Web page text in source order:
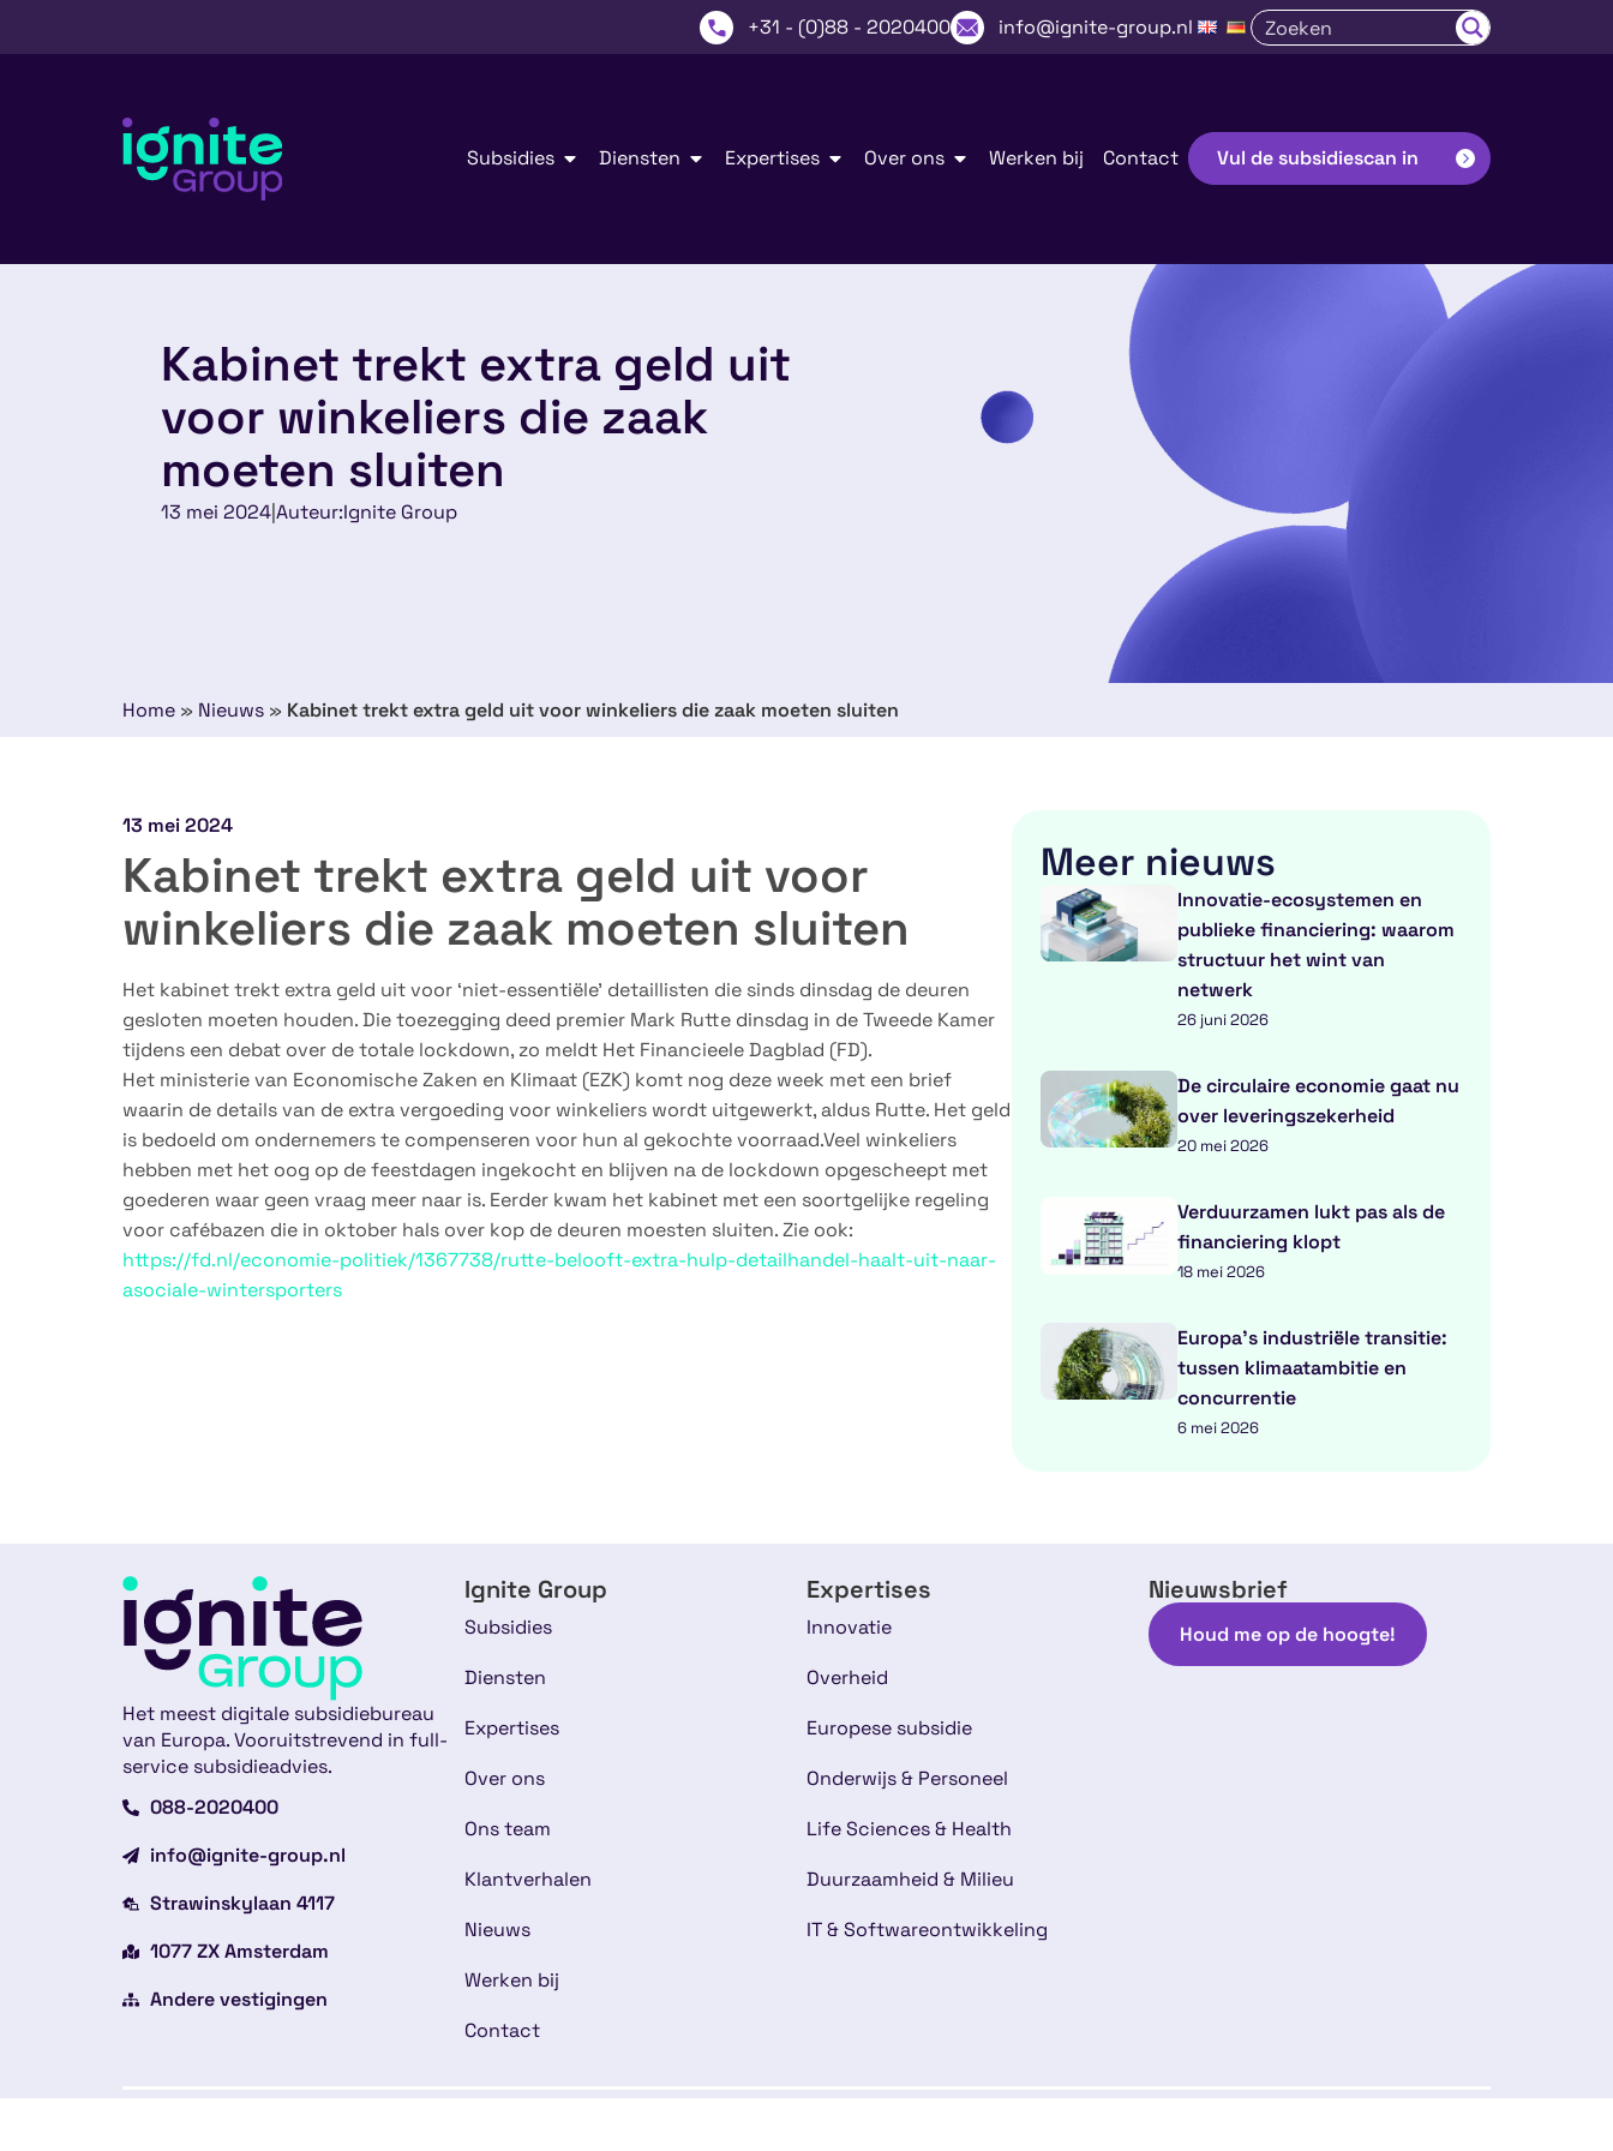
+31 - (0)88 - 2020400 info@ignite-group.nl
Subsidies Diensten Expertises Over ons Werken bij Contact Vul de subsidiescan in
Kabinet trekt extra geld uit
voor winkeliers die zaak
moeten sluiten
13 mei 2024|Auteur:Ignite Group
Home » Nieuws » Kabinet trekt extra geld uit voor winkeliers die zaak moeten sluiten
13 mei 2024
Kabinet trekt extra geld uit voor
winkeliers die zaak moeten sluiten
Het kabinet trekt extra geld uit voor ‘niet-essentiële’ detaillisten die sinds dinsdag de deuren
gesloten moeten houden. Die toezegging deed premier Mark Rutte dinsdag in de Tweede Kamer
tijdens een debat over de totale lockdown, zo meldt Het Financieele Dagblad (FD).
Het ministerie van Economische Zaken en Klimaat (EZK) komt nog deze week met een brief
waarin de details van de extra vergoeding voor winkeliers wordt uitgewerkt, aldus Rutte. Het geld
is bedoeld om ondernemers te compenseren voor hun al gekochte voorraad.Veel winkeliers
hebben met het oog op de feestdagen ingekocht en blijven na de lockdown opgescheept met
goederen waar geen vraag meer naar is. Eerder kwam het kabinet met een soortgelijke regeling
voor cafébazen die in oktober hals over kop de deuren moesten sluiten. Zie ook:
https://fd.nl/economie-politiek/1367738/rutte-belooft-extra-hulp-detailhandel-haalt-uit-naar-
asociale-wintersporters
Meer nieuws
Innovatie-ecosystemen en
publieke financiering: waarom
structuur het wint van
netwerk
26 juni 2026
De circulaire economie gaat nu
over leveringszekerheid
20 mei 2026
Verduurzamen lukt pas als de
financiering klopt
18 mei 2026
Europa’s industriële transitie:
tussen klimaatambitie en
concurrentie
6 mei 2026
Het meest digitale subsidiebureau
van Europa. Vooruitstrevend in full-
service subsidieadvies.
088-2020400
info@ignite-group.nl
Strawinskylaan 4117
1077 ZX Amsterdam
Andere vestigingen
Ignite Group
Subsidies
Diensten
Expertises
Over ons
Ons team
Klantverhalen
Nieuws
Werken bij
Contact
Expertises
Innovatie
Overheid
Europese subsidie
Onderwijs & Personeel
Life Sciences & Health
Duurzaamheid & Milieu
IT & Softwareontwikkeling
Nieuwsbrief
Houd me op de hoogte!